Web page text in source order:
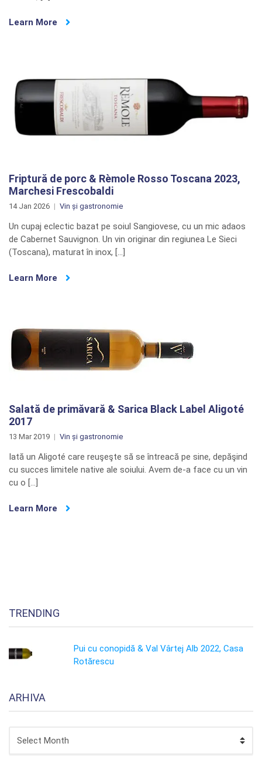
Learn More
Friptură de porc & Rèmole Rosso Toscana 2023,
Marchesi Frescobaldi
14 Jan 2026 Vin și gastronomie
Un cupaj eclectic bazat pe soiul Sangiovese, cu un mic adaos
de Cabernet Sauvignon. Un vin originar din regiunea Le Sieci
(Toscana), maturat în inox, […]
Learn More
Salată de primăvară & Sarica Black Label Aligoté
2017
13 Mar 2019 Vin și gastronomie
Iată un Aligoté care reuşeşte să se întreacă pe sine, depăşind
cu succes limitele native ale soiului. Avem de-a face cu un vin
cu o […]
Learn More
TRENDING
Pui cu conopidă & Val Vârtej Alb 2022, Casa
Rotărescu
ARHIVA